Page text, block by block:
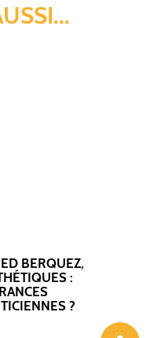
ACTUALITÉ
PHILIPPE SABY,
COMMENT A-T-IL
DEPUIS LYON ?